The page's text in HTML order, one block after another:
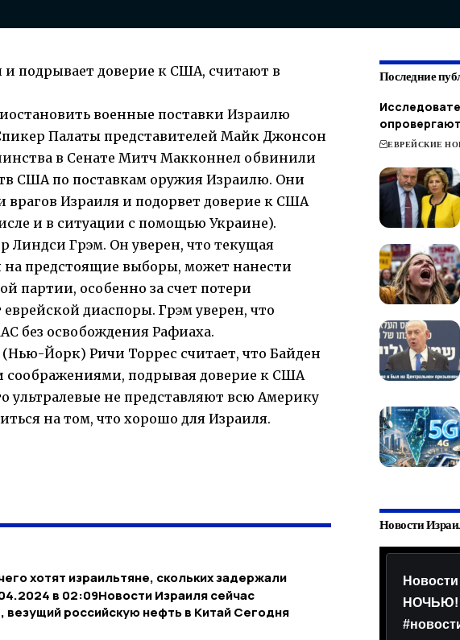
и подрывает доверие к США, считают в
военные поставки Израилю
Палаты представителей Майк Джонсон
в Сенате Митч Макконнел обвинили
США по поставкам оружия Израилю. Они
врагов Израиля и подорвет доверие к США
и в ситуации с помощью Украине).
Линдси Грэм. Он уверен, что текущая
предстоящие выборы, может нанести
партии, особенно за счет потери
диаспоры. Грэм уверен, что
без освобождения Рафиаха.
Йорк) Ричи Торрес считает, что Байден
соображениями, подрывая доверие к США
ультралевые не представляют всю Америку
на том, что хорошо для Израиля.
хотят израильтяне, скольких задержали
в 02:09​Новости Израиля сейчас
везущий российскую нефть в Китай Сегодня
Последние
ЕВРЕЙСКИЕ
Новости